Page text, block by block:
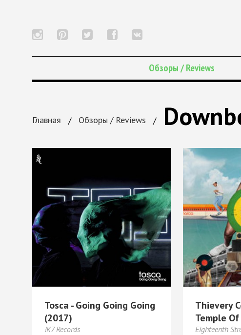
Обзоры / Reviews
Главная / Обзоры / Reviews /
Tosca - Going Going Going
(2017)
!K7 Records
Thievery
Temple
Eighteenth